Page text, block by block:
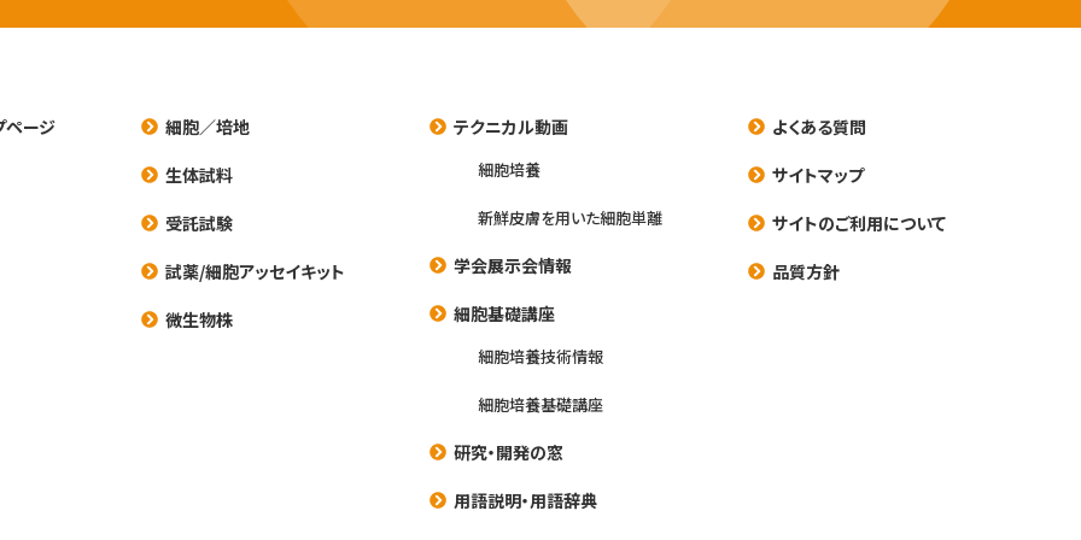
ページ
細胞／培地
生体試料
受託試験
試薬/細胞アッセイキット
微生物株
テクニカル動画
細胞培養
新鮮皮膚を用いた細胞単離
学会展示会情報
細胞基礎講座
細胞培養技術情報
細胞培養基礎講座
研究・開発の窓
用語説明・用語辞典
よくある質問
サイトマップ
サイトのご利用について
品質方針